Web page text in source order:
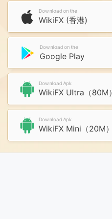
Download on the
WikiFX (香港)
Download on the
Google Play
Download Apk
WikiFX Ultra（80M）
Download Apk
WikiFX Mini（20M）